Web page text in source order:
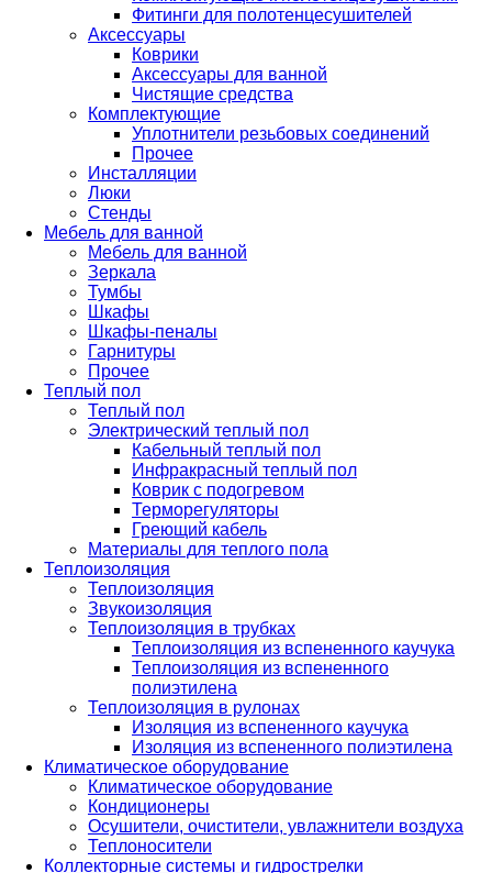
Фитинги для полотенцесушителей
Аксессуары
Коврики
Аксессуары для ванной
Чистящие средства
Комплектующие
Уплотнители резьбовых соединений
Прочее
Инсталляции
Люки
Стенды
Мебель для ванной
Мебель для ванной
Зеркала
Тумбы
Шкафы
Шкафы-пеналы
Гарнитуры
Прочее
Теплый пол
Теплый пол
Электрический теплый пол
Кабельный теплый пол
Инфракрасный теплый пол
Коврик с подогревом
Терморегуляторы
Греющий кабель
Материалы для теплого пола
Теплоизоляция
Теплоизоляция
Звукоизоляция
Теплоизоляция в трубках
Теплоизоляция из вспененного каучука
Теплоизоляция из вспененного
полиэтилена
Теплоизоляция в рулонах
Изоляция из вспененного каучука
Изоляция из вспененного полиэтилена
Климатическое оборудование
Климатическое оборудование
Кондиционеры
Осушители, очистители, увлажнители воздуха
Теплоносители
Коллекторные системы и гидрострелки